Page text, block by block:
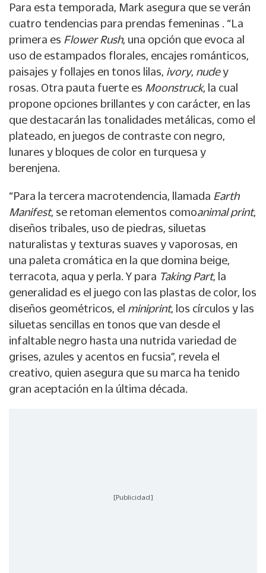
Para esta temporada, Mark asegura que se verán
cuatro tendencias para prendas femeninas . “La
primera es Flower Rush, una opción que evoca al
uso de estampados florales, encajes románticos,
paisajes y follajes en tonos lilas, ivory, nudey
rosas. Otra pauta fuerte es Moonstruck, la cual
propone opciones brillantes y con carácter, en las
que destacarán las tonalidades metálicas, como el
plateado, en juegos de contraste con negro,
lunares y bloques de color en turquesa y
berenjena.
“Para la tercera macrotendencia, llamada Earth
Manifest, se retoman elementos comoanimal print,
diseños tribales, uso de piedras, siluetas
naturalistas y texturas suaves y vaporosas, en
una paleta cromática en la que domina beige,
terracota, aqua y perla. Y para Taking Part, la
generalidad es el juego con las plastas de color, los
diseños geométricos, el miniprint, los círculos y las
siluetas sencillas en tonos que van desde el
infaltable negro hasta una nutrida variedad de
grises, azules y acentos en fucsia”, revela el
creativo, quien asegura que su marca ha tenido
gran aceptación en la última década.
[Publicidad]